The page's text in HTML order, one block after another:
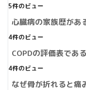
5件のビュー
心臓病の家族歴があ
4件のビュー
COPDの評価表であ
4件のビュー
なぜ骨が折れると痛